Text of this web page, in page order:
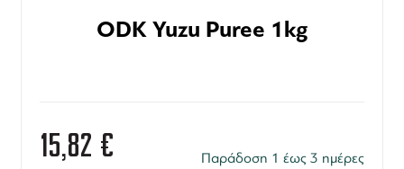
ODK Yuzu Puree 1kg
15,82 € Παράδοση 1 έως 3 ημέρες